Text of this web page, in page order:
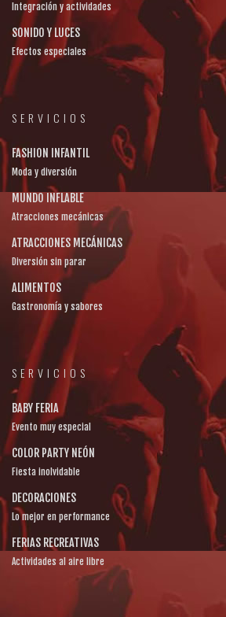
Integración y actividades
SONIDO Y LUCES
Efectos especiales
SERVICIOS
FASHION INFANTIL
Moda y diversión
MUNDO INFLABLE
Atracciones mecánicas
ATRACCIONES MECÁNICAS
Diversión sin parar
ALIMENTOS
Gastronomía y sabores
SERVICIOS
BABY FERIA
Evento muy especial
COLOR PARTY NEÓN
Fiesta inolvidable
DECORACIONES
Lo mejor en performance
FERIAS RECREATIVAS
Actividades al aire libre